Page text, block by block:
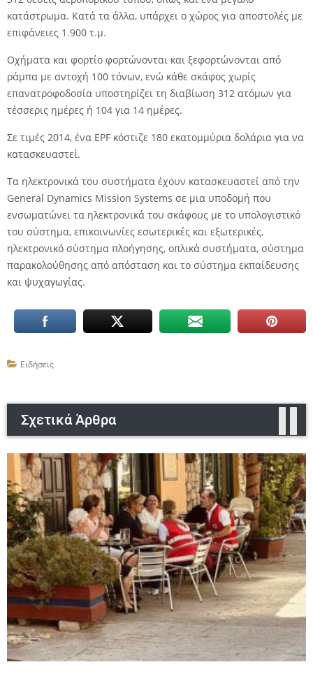
κατάστρωμα. Κατά τα άλλα, υπάρχει ο χώρος για αποστολές με
επιφάνειες 1.900 τ.μ.
Οχήματα και φορτίο φορτώνονται και ξεφορτώνονται από
ράμπα με αντοχή 100 τόνων, ενώ κάθε σκάφος χωρίς
επανατροφοδοσία υποστηρίζει τη διαβίωση 312 ατόμων για
τέσσερις ημέρες ή 104 για 14 ημέρες.
Σε τιμές 2014, ένα EPF κόστιζε 180 εκατομμύρια δολάρια για να
κατασκευαστεί.
Τα ηλεκτρονικά του συστήματα έχουν κατασκευαστεί από την
General Dynamics Mission Systems σε μια υποδομή που
ενσωματώνει τα ηλεκτρονικά του σκάφους με το υπολογιστικό
του σύστημα, επικοινωνίες εσωτερικές και εξωτερικές,
ηλεκτρονικό σύστημα πλοήγησης, οπλικά συστήματα, σύστημα
παρακολούθησης από απόσταση και το σύστημα εκπαίδευσης
και ψυχαγωγίας.
Ειδήσεις
Σχετικά Άρθρα